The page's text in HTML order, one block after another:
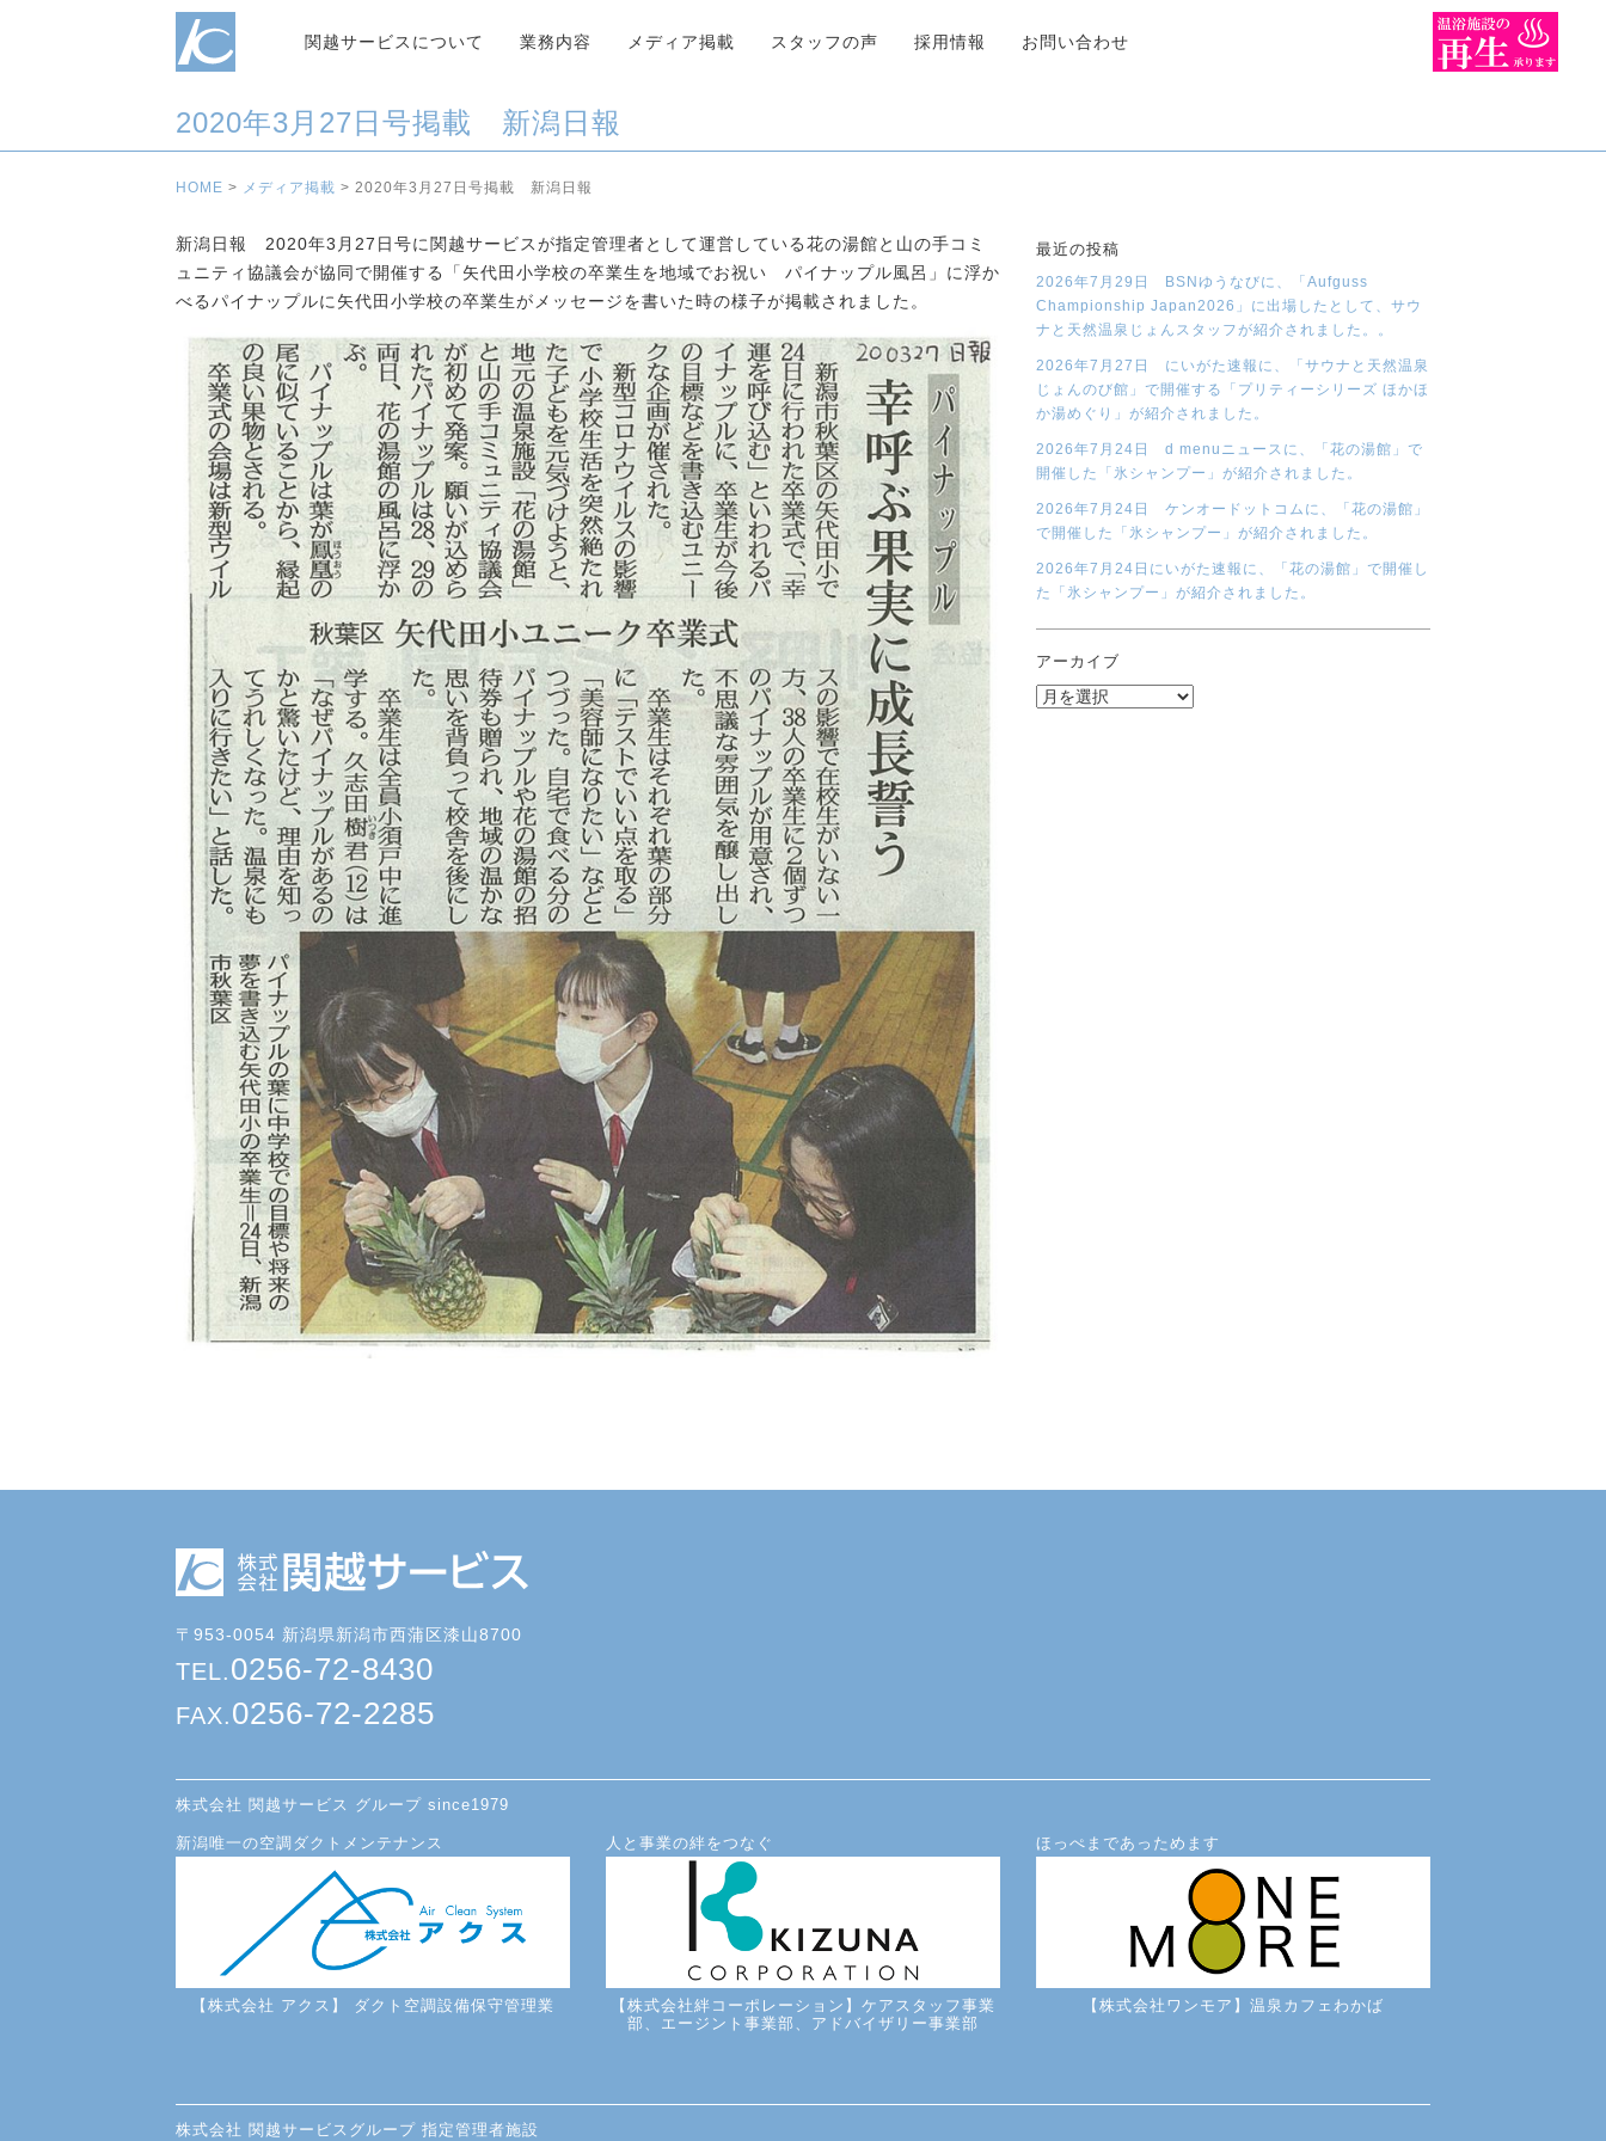
関越サービスについて 業務内容 メディア掲載 スタッフの声 採用情報 お問い合わせ
2020年3月27日号掲載 新潟日報
HOME > メディア掲載 > 2020年3月27日号掲載 新潟日報
新潟日報 2020年3月27日号に関越サービスが指定管理者として運営している花の湯館と山の手コミ
ュニティ協議会が協同で開催する「矢代田小学校の卒業生を地域でお祝い パイナップル風呂」に浮か
べるパイナップルに矢代田小学校の卒業生がメッセージを書いた時の様子が掲載されました。
最近の投稿
2026年7月29日 BSNゆうなびに、「Aufguss
Championship Japan2026」に出場したとして、サウ
ナと天然温泉じょんスタッフが紹介されました。。
2026年7月27日 にいがた速報に、「サウナと天然温泉
じょんのび館」で開催する「プリティーシリーズ ほかほ
か湯めぐり」が紹介されました。
2026年7月24日 d menuニュースに、「花の湯館」で
開催した「氷シャンプー」が紹介されました。
2026年7月24日 ケンオードットコムに、「花の湯館」
で開催した「氷シャンプー」が紹介されました。
2026年7月24日にいがた速報に、「花の湯館」で開催し
た「氷シャンプー」が紹介されました。
アーカイブ
〒953-0054 新潟県新潟市西蒲区漆山8700
TEL.0256-72-8430
FAX.0256-72-2285
株式会社 関越サービス グループ since1979
新潟唯一の空調ダクトメンテナンス
【株式会社 アクス】 ダクト空調設備保守管理業
人と事業の絆をつなぐ
【株式会社絆コーポレーション】ケアスタッフ事業
部、エージント事業部、アドバイザリー事業部
ほっぺまであっためます
【株式会社ワンモア】温泉カフェわかば
株式会社 関越サービスグループ 指定管理者施設